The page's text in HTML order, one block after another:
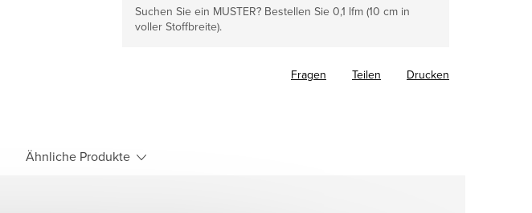
Suchen Sie ein MUSTER? Bestellen Sie 0,1 lfm (10 cm in
voller Stoffbreite).
Drucken
Fragen Teilen
Ähnliche Produkte